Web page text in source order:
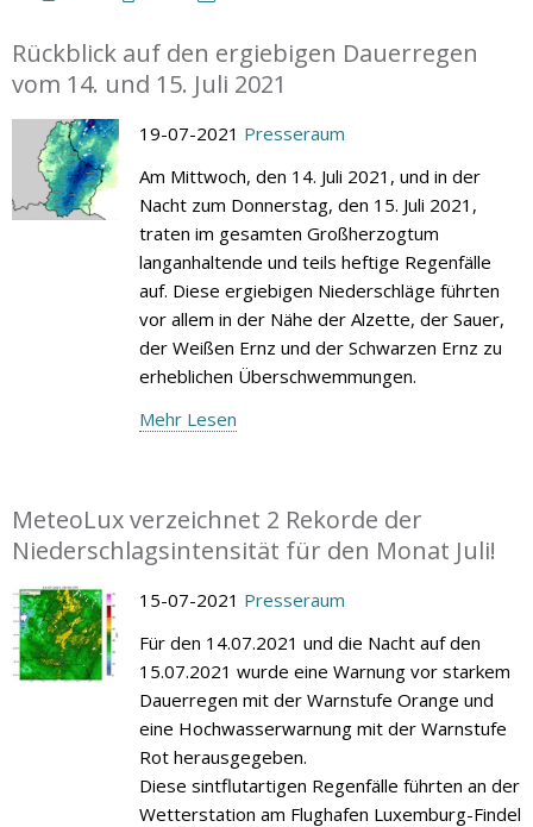
Rückblick auf den ergiebigen Dauerregen
vom 14. und 15. Juli 2021
19-07-2021 Presseraum
Am Mittwoch, den 14. Juli 2021, und in der
Nacht zum Donnerstag, den 15. Juli 2021,
traten im gesamten Großherzogtum
langanhaltende und teils heftige Regenfälle
auf. Diese ergiebigen Niederschläge führten
vor allem in der Nähe der Alzette, der Sauer,
der Weißen Ernz und der Schwarzen Ernz zu
erheblichen Überschwemmungen.
Mehr Lesen
MeteoLux verzeichnet 2 Rekorde der
Niederschlagsintensität für den Monat Juli!
15-07-2021 Presseraum
Für den 14.07.2021 und die Nacht auf den
15.07.2021 wurde eine Warnung vor starkem
Dauerregen mit der Warnstufe Orange und
eine Hochwasserwarnung mit der Warnstufe
Rot herausgegeben.
Diese sintflutartigen Regenfälle führten an der
Wetterstation am Flughafen Luxemburg-Findel